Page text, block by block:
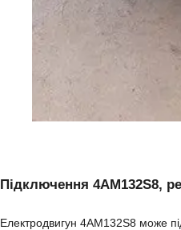
Підключення 4АМ132S8,
Електродвигун 4АМ132S8 може